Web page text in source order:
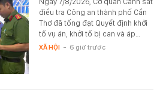
điều tra Công an thành phố Cần
Thơ đã tống đạt Quyết định khởi
tố vụ án, khởi tố bị can và áp…
XÃ HỘI - 6 giờ trước